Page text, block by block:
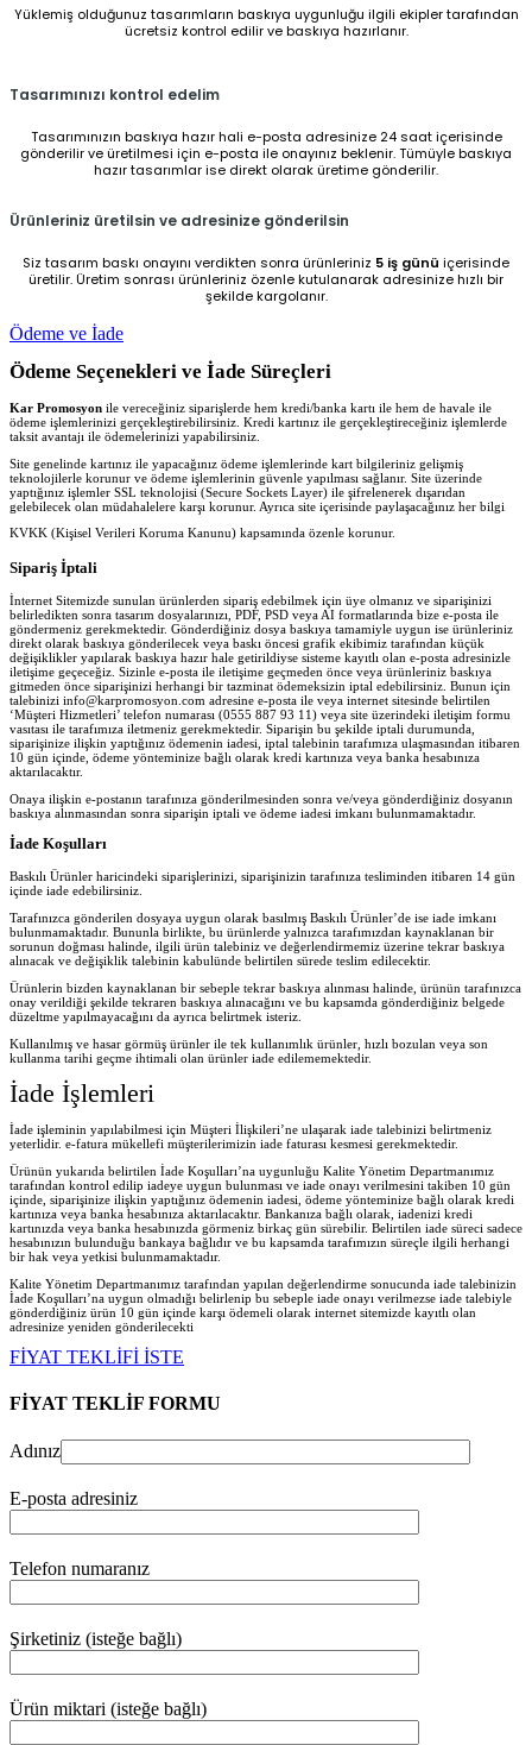
Yüklemiş olduğunuz tasarımların baskıya uygunluğu ilgili ekipler tarafından
ücretsiz kontrol edilir ve baskıya hazırlanır.
Tasarımınızı kontrol edelim
Tasarımınızın baskıya hazır hali e-posta adresinize 24 saat içerisinde
gönderilir ve üretilmesi için e-posta ile onayınız beklenir. Tümüyle baskıya
hazır tasarımlar ise direkt olarak üretime gönderilir.
Ürünleriniz üretilsin ve adresinize gönderilsin
Siz tasarım baskı onayını verdikten sonra ürünleriniz 5 iş günü içerisinde
üretilir. Üretim sonrası ürünleriniz özenle kutulanarak adresinize hızlı bir
şekilde kargolanır.
Ödeme ve İade
Ödeme Seçenekleri ve İade Süreçleri
Kar Promosyon ile vereceğiniz siparişlerde hem kredi/banka kartı ile hem de havale ile
ödeme işlemlerinizi gerçekleştirebilirsiniz. Kredi kartınız ile gerçekleştireceğiniz işlemlerde
taksit avantajı ile ödemelerinizi yapabilirsiniz.
Site genelinde kartınız ile yapacağınız ödeme işlemlerinde kart bilgileriniz gelişmiş
teknolojilerle korunur ve ödeme işlemlerinin güvenle yapılması sağlanır. Site üzerinde
yaptığınız işlemler SSL teknolojisi (Secure Sockets Layer) ile şifrelenerek dışarıdan
gelebilecek olan müdahalelere karşı korunur. Ayrıca site içerisinde paylaşacağınız her bilgi
KVKK (Kişisel Verileri Koruma Kanunu) kapsamında özenle korunur.
Sipariş İptali
İnternet Sitemizde sunulan ürünlerden sipariş edebilmek için üye olmanız ve siparişinizi
belirledikten sonra tasarım dosyalarınızı, PDF, PSD veya AI formatlarında bize e-posta ile
göndermeniz gerekmektedir. Gönderdiğiniz dosya baskıya tamamiyle uygun ise ürünleriniz
direkt olarak baskıya gönderilecek veya baskı öncesi grafik ekibimiz tarafından küçük
değişiklikler yapılarak baskıya hazır hale getirildiyse sisteme kayıtlı olan e-posta adresinizle
iletişime geçeceğiz. Sizinle e-posta ile iletişime geçmeden önce veya ürünleriniz baskıya
gitmeden önce siparişinizi herhangi bir tazminat ödemeksizin iptal edebilirsiniz. Bunun için
talebinizi info@karpromosyon.com adresine e-posta ile veya internet sitesinde belirtilen
‘Müşteri Hizmetleri’ telefon numarası (0555 887 93 11) veya site üzerindeki iletişim formu
vasıtası ile tarafımıza iletmeniz gerekmektedir. Siparişin bu şekilde iptali durumunda,
siparişinize ilişkin yaptığınız ödemenin iadesi, iptal talebinin tarafımıza ulaşmasından itibaren
10 gün içinde, ödeme yönteminize bağlı olarak kredi kartınıza veya banka hesabınıza
aktarılacaktır.
Onaya ilişkin e-postanın tarafınıza gönderilmesinden sonra ve/veya gönderdiğiniz dosyanın
baskıya alınmasından sonra siparişin iptali ve ödeme iadesi imkanı bulunmamaktadır.
İade Koşulları
Baskılı Ürünler haricindeki siparişlerinizi, siparişinizin tarafınıza tesliminden itibaren 14 gün
içinde iade edebilirsiniz.
Tarafınızca gönderilen dosyaya uygun olarak basılmış Baskılı Ürünler’de ise iade imkanı
bulunmamaktadır. Bununla birlikte, bu ürünlerde yalnızca tarafımızdan kaynaklanan bir
sorunun doğması halinde, ilgili ürün talebiniz ve değerlendirmemiz üzerine tekrar baskıya
alınacak ve değişiklik talebinin kabulünde belirtilen sürede teslim edilecektir.
Ürünlerin bizden kaynaklanan bir sebeple tekrar baskıya alınması halinde, ürünün tarafınızca
onay verildiği şekilde tekraren baskıya alınacağını ve bu kapsamda gönderdiğiniz belgede
düzeltme yapılmayacağını da ayrıca belirtmek isteriz.
Kullanılmış ve hasar görmüş ürünler ile tek kullanımlık ürünler, hızlı bozulan veya son
kullanma tarihi geçme ihtimali olan ürünler iade edilememektedir.
İade İşlemleri
İade işleminin yapılabilmesi için Müşteri İlişkileri’ne ulaşarak iade talebinizi belirtmeniz
yeterlidir. e-fatura mükellefi müşterilerimizin iade faturası kesmesi gerekmektedir.
Ürünün yukarıda belirtilen İade Koşulları’na uygunluğu Kalite Yönetim Departmanımız
tarafından kontrol edilip iadeye uygun bulunması ve iade onayı verilmesini takiben 10 gün
içinde, siparişinize ilişkin yaptığınız ödemenin iadesi, ödeme yönteminize bağlı olarak kredi
kartınıza veya banka hesabınıza aktarılacaktır. Bankanıza bağlı olarak, iadenizi kredi
kartınızda veya banka hesabınızda görmeniz birkaç gün sürebilir. Belirtilen iade süreci sadece
hesabınızın bulunduğu bankaya bağlıdır ve bu kapsamda tarafımızın süreçle ilgili herhangi
bir hak veya yetkisi bulunmamaktadır.
Kalite Yönetim Departmanımız tarafından yapılan değerlendirme sonucunda iade talebinizin
İade Koşulları’na uygun olmadığı belirlenip bu sebeple iade onayı verilmezse iade talebiyle
gönderdiğiniz ürün 10 gün içinde karşı ödemeli olarak internet sitemizde kayıtlı olan
adresinize yeniden gönderilecekti
FİYAT TEKLİFİ İSTE
FİYAT TEKLİF FORMU
Adınız
E-posta adresiniz
Telefon numaranız
Şirketiniz (isteğe bağlı)
Ürün miktari (isteğe bağlı)